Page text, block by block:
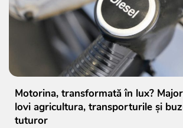
Motorina, transformată în lux?
lovi agricultura, transporturile și
tuturor